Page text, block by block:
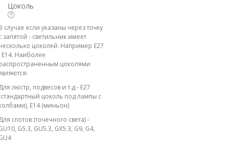
Цоколь
случае если указаны через точку
запятой - светильник имеет
цоколей. Например E27
E14. Наиболее
цоколями
люстр, подвесов и т.д - E27
цоколь под лампы с
E14 (миньон)
спотов (точечного света) -
G5.3, GU5.3, GX5.3, G9, G4,